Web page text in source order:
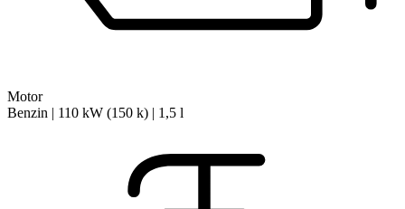
Motor
Benzin | 110 kW (150 k) | 1,5 l